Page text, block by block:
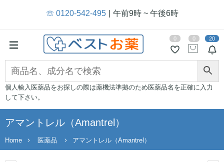
☏ 0120-542-495 午前9時 ~ 午後6時
20
0 0
個人輸入医薬品をお探しの際は薬機法準拠のため医薬品名を正確に入力
して下さい。
アマントレル（Amantrel）
Home 医薬品 アマントレル（Amantrel）